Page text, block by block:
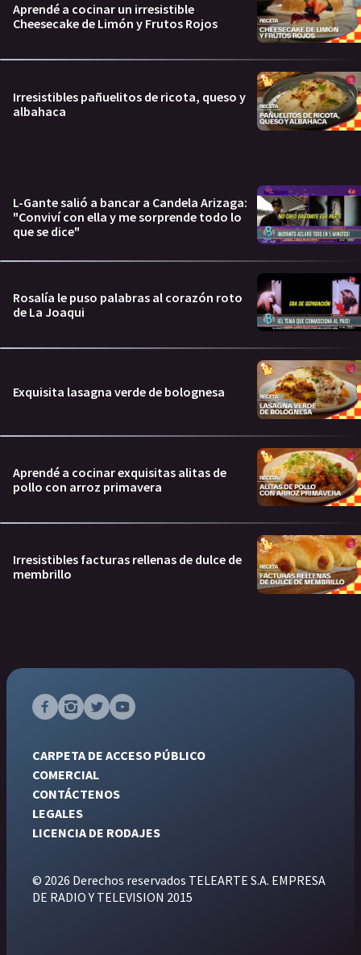
Aprendé a cocinar un irresistible
Cheesecake de Limón y Frutos Rojos
Irresistibles pañuelitos de ricota, queso y
albahaca
L-Gante salió a bancar a Candela Arizaga:
"Conviví con ella y me sorprende todo lo
que se dice"
Rosalía le puso palabras al corazón roto
de La Joaqui
Exquisita lasagna verde de bolognesa
Aprendé a cocinar exquisitas alitas de
pollo con arroz primavera
Irresistibles facturas rellenas de dulce de
membrillo
CARPETA DE ACCESO PÚBLICO
COMERCIAL
CONTÁCTENOS
LEGALES
LICENCIA DE RODAJES
© 2026 Derechos reservados TELEARTE S.A. EMPRESA
DE RADIO Y TELEVISION 2015